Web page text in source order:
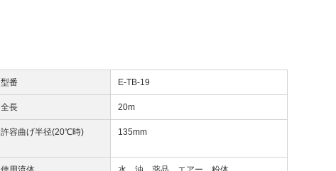
型番 E-TB-19
全長 20m
許容曲げ半径(20℃時) 135mm